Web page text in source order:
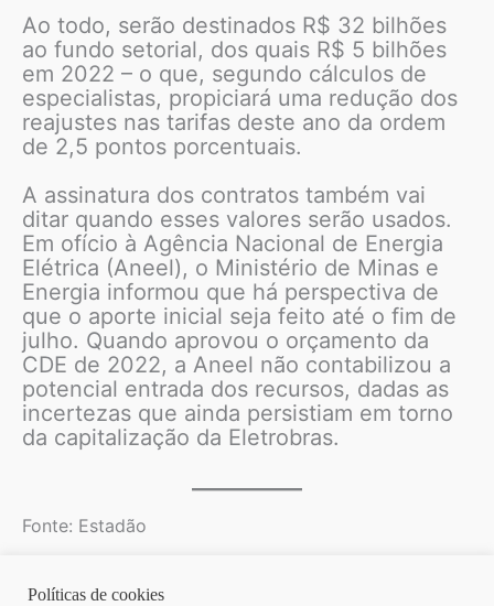
Ao todo, serão destinados R$ 32 bilhões
ao fundo setorial, dos quais R$ 5 bilhões
em 2022 – o que, segundo cálculos de
especialistas, propiciará uma redução dos
reajustes nas tarifas deste ano da ordem
de 2,5 pontos porcentuais.
A assinatura dos contratos também vai
ditar quando esses valores serão usados.
Em ofício à Agência Nacional de Energia
Elétrica (Aneel), o Ministério de Minas e
Energia informou que há perspectiva de
que o aporte inicial seja feito até o fim de
julho. Quando aprovou o orçamento da
CDE de 2022, a Aneel não contabilizou a
potencial entrada dos recursos, dadas as
incertezas que ainda persistiam em torno
da capitalização da Eletrobras.
Fonte: Estadão
Políticas de cookies